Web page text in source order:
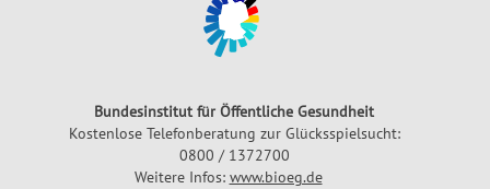
Bundesinstitut für Öffentliche Gesundheit
Kostenlose Telefonberatung zur Glücksspielsucht:
0800 / 1372700
Weitere Infos: www.bioeg.de